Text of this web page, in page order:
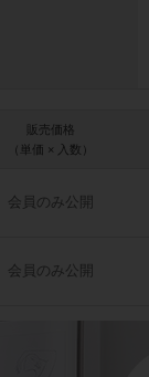
販売価格
（単価 × 入数）
会員のみ公開
会員のみ公開